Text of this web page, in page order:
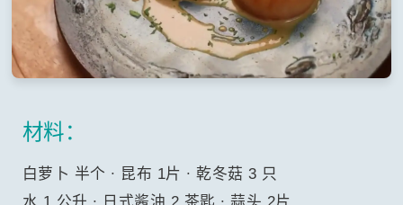
材料：
白萝卜 半个 ∙ 昆布 1片 ∙ 乾冬菇 3 只